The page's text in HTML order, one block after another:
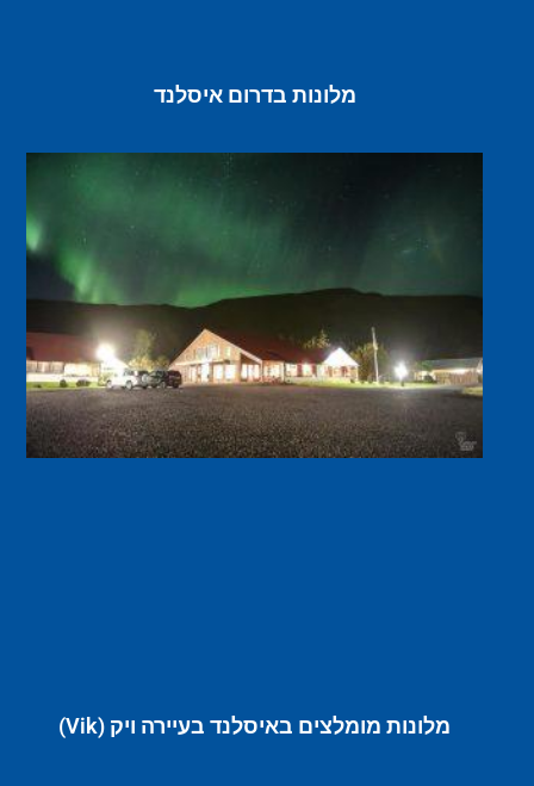
מלונות בדרום איסלנד
מלונות מומלצים באיסלנד בעיירה ויק (Vik)